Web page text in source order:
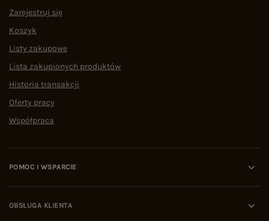
Zarejestruj się
Koszyk
Listy zakupowe
Lista zakupionych produktów
Historia transakcji
Oferty pracy
Współpraca
POMOC I WSPARCIE
OBSŁUGA KLIENTA